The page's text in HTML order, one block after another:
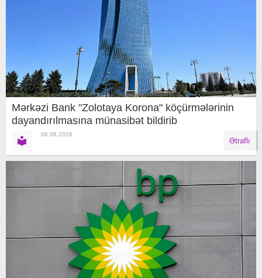
Mərkəzi Bank "Zolotaya Korona" köçürmələrinin
dayandırılmasına münasibət bildirib
06.08.2026
Ətraflı